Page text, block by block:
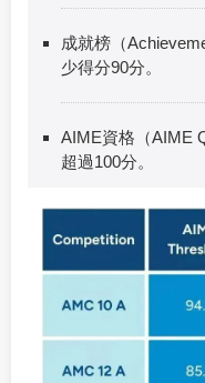
成就榜（
少得分90分。
AIME資格（AIME
超過100分。